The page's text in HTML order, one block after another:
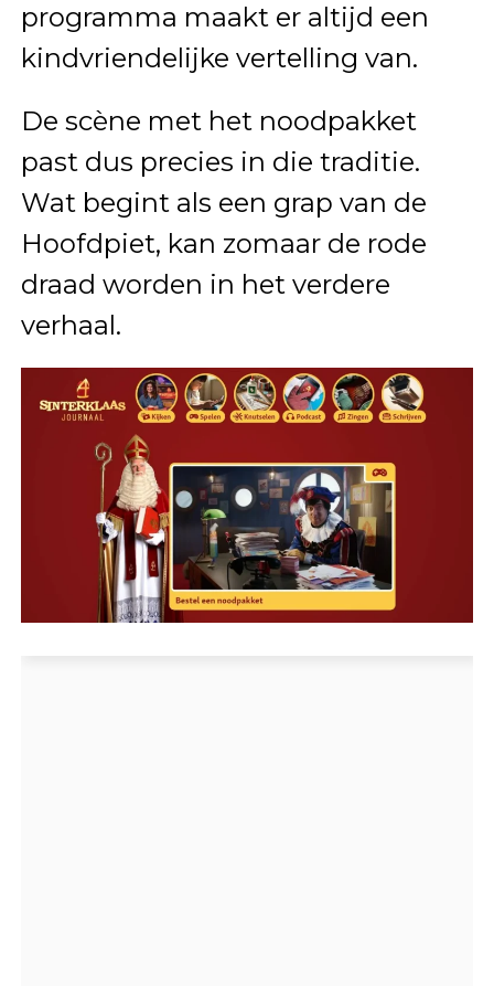
programma maakt er altijd een
kindvriendelijke vertelling van.
De scène met het noodpakket
past dus precies in die traditie.
Wat begint als een grap van de
Hoofdpiet, kan zomaar de rode
draad worden in het verdere
verhaal.